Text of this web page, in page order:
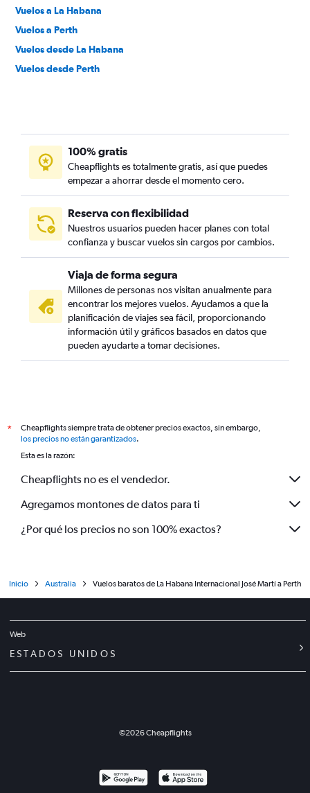
Vuelos a La Habana
Vuelos a Perth
Vuelos desde La Habana
Vuelos desde Perth
100% gratis
Cheapflights es totalmente gratis, así que puedes
empezar a ahorrar desde el momento cero.
Reserva con flexibilidad
Nuestros usuarios pueden hacer planes con total
confianza y buscar vuelos sin cargos por cambios.
Viaja de forma segura
Millones de personas nos visitan anualmente para
encontrar los mejores vuelos. Ayudamos a que la
planificación de viajes sea fácil, proporcionando
información útil y gráficos basados en datos que
pueden ayudarte a tomar decisiones.
*
Cheapflights siempre trata de obtener precios exactos, sin embargo,
los precios no están garantizados.
Esta es la razón:
Cheapflights no es el vendedor.
Agregamos montones de datos para ti
¿Por qué los precios no son 100% exactos?
Inicio Australia Vuelos baratos de La Habana Internacional José Martí a Perth
Web
ESTADOS UNIDOS
©2026Cheapflights